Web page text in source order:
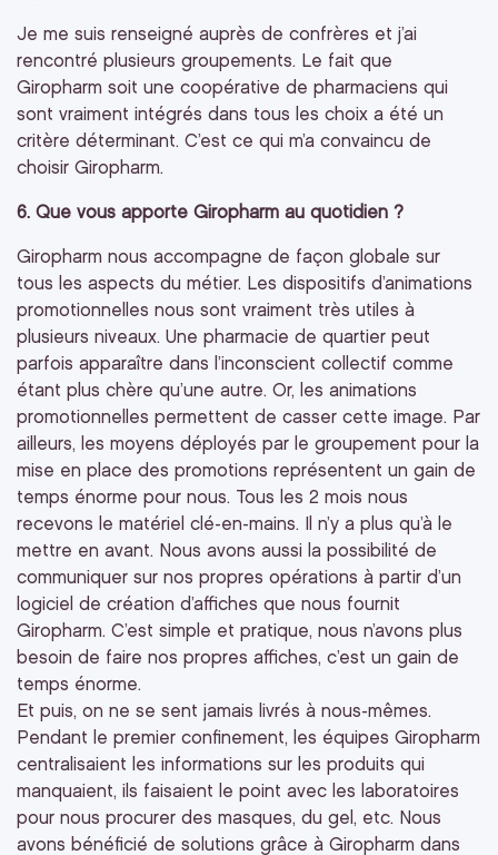
Je me suis renseigné auprès de confrères et j’ai
rencontré plusieurs groupements. Le fait que
Giropharm soit une coopérative de pharmaciens qui
sont vraiment intégrés dans tous les choix a été un
critère déterminant. C’est ce qui m’a convaincu de
choisir Giropharm.
6. Que vous apporte Giropharm au quotidien ?
Giropharm nous accompagne de façon globale sur
tous les aspects du métier. Les dispositifs d’animations
promotionnelles nous sont vraiment très utiles à
plusieurs niveaux. Une pharmacie de quartier peut
parfois apparaître dans l’inconscient collectif comme
étant plus chère qu’une autre. Or, les animations
promotionnelles permettent de casser cette image. Par
ailleurs, les moyens déployés par le groupement pour la
mise en place des promotions représentent un gain de
temps énorme pour nous. Tous les 2 mois nous
recevons le matériel clé-en-mains. Il n’y a plus qu’à le
mettre en avant. Nous avons aussi la possibilité de
communiquer sur nos propres opérations à partir d’un
logiciel de création d’affiches que nous fournit
Giropharm. C’est simple et pratique, nous n’avons plus
besoin de faire nos propres affiches, c’est un gain de
temps énorme.
Et puis, on ne se sent jamais livrés à nous-mêmes.
Pendant le premier confinement, les équipes Giropharm
centralisaient les informations sur les produits qui
manquaient, ils faisaient le point avec les laboratoires
pour nous procurer des masques, du gel, etc. Nous
avons bénéficié de solutions grâce à Giropharm dans